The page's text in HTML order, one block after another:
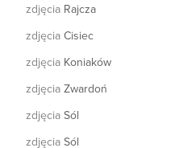
zdjęcia Rajcza
zdjęcia Cisiec
zdjęcia Koniaków
zdjęcia Zwardoń
zdjęcia Sól
zdjęcia Sól